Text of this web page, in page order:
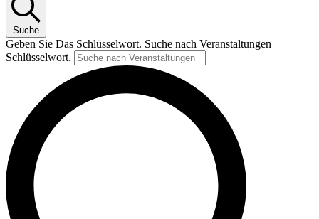
Suche
Geben Sie Das Schlüsselwort. Suche nach Veranstaltungen
Schlüsselwort.